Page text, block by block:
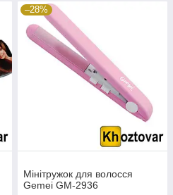
–28%
Мінітружок для волосся
Gemei GM-2936